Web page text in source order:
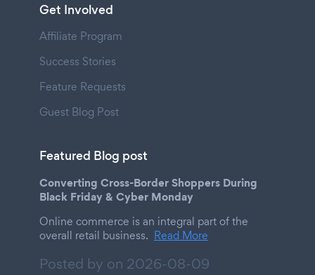
Get Involved
Affiliate Program
Success Stories
Feature Requests
Guest Blog Post
Featured Blog post
Converting Cross-Border Shoppers During
Black Friday & Cyber Monday
Online commerce is an integral part of the
overall retail business. Read More
Posted by on 2026-08-09